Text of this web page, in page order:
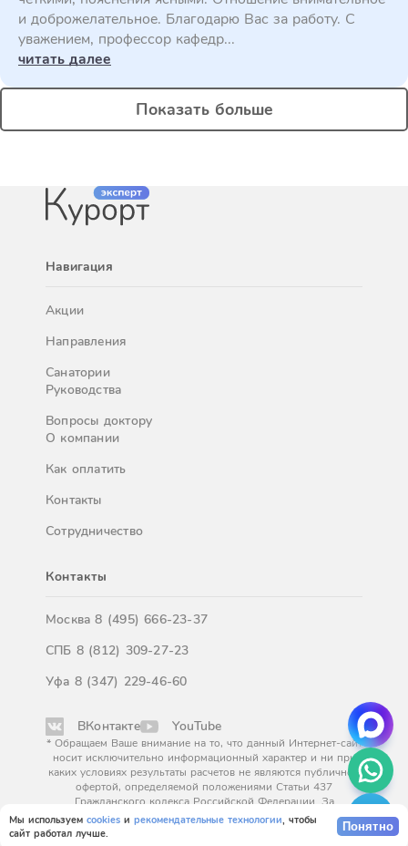
Мы используем cookies и рекомендательные технологии, чтобы
сайт работал лучше.
Понятно
и доброжелательное. Благодарю Вас за работу. С
уважением, профессор кафедр...
читать далее
Показать больше
Навигация
Акции
Направления
Санатории
Руководства
Вопросы доктору
О компании
Как оплатить
Контакты
Сотрудничество
Контакты
Москва8 (495) 666-23-37
СПБ 8 (812) 309-27-23
Уфа 8 (347) 229-46-60
ВКонтакте YouTube
* Обращаем Ваше внимание на то, что данный Интернет-сайт
носит исключительно информационный характер и ни при
каких условиях результаты расчетов не являются публичной
офертой, определяемой положениями Статьи 437
Гражданского кодекса Российской Федерации. За
окончательным расчетом обращайтесь к нашим менеджерам.